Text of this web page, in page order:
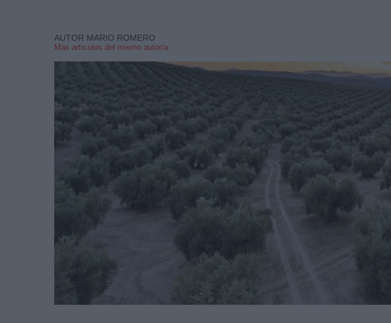
AUTOR MARIO ROMERO
Mas artículos del mismo autor/a